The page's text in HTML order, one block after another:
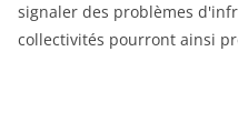
signaler des problèmes
collectivités pourront ainsi